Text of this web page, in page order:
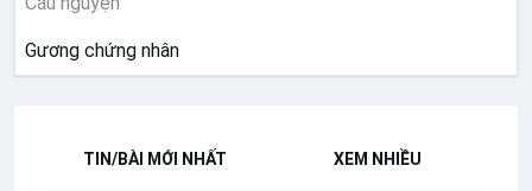
Gương chứng nhân
TIN/BÀI MỚI NHẤT XEM NHIỀU